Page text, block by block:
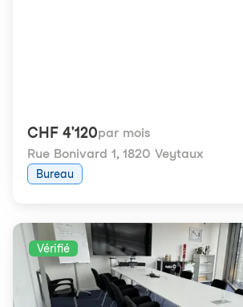
CHF 4'120par mois
Rue Bonivard 1, 1820 Veytaux
Bureau
Vérifié